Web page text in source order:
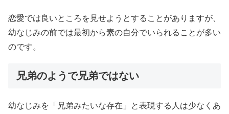
恋愛では良いところを見せようとすることがありますが、
幼なじみの前では最初から素の自分でいられることが多い
のです。
兄弟のようで兄弟ではない
幼なじみを「兄弟みたいな存在」と表現する人は少なくあ